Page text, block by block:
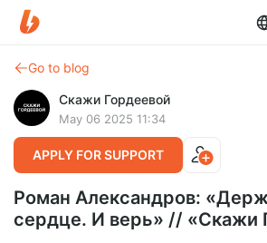
Go to blog
Скажи Гордеевой
May 06 2025 11:34
APPLY FOR SUPPORT
Роман Александров:
сердце. И верь» // «Скажи